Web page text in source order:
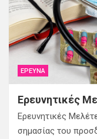
ΈΡΕΥΝΑ
Ερευνητικές
Ερευνητικές
σημασίας του